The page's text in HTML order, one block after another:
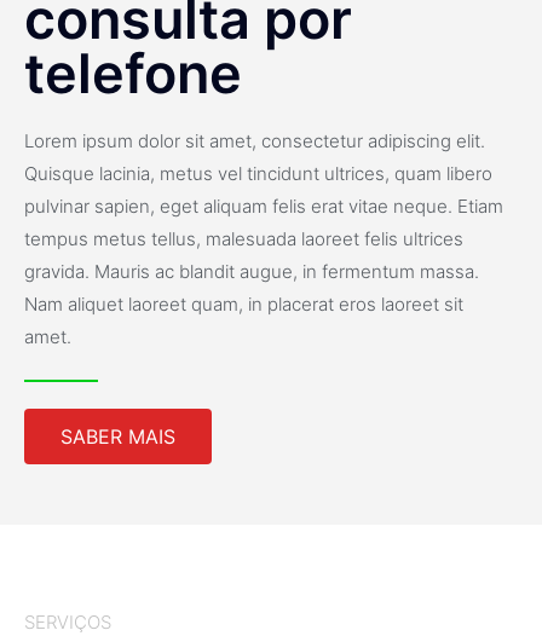
consulta por
telefone
Lorem ipsum dolor sit amet, consectetur adipiscing elit.
Quisque lacinia, metus vel tincidunt ultrices, quam libero
pulvinar sapien, eget aliquam felis erat vitae neque. Etiam
tempus metus tellus, malesuada laoreet felis ultrices
gravida. Mauris ac blandit augue, in fermentum massa.
Nam aliquet laoreet quam, in placerat eros laoreet sit
amet.
SABER MAIS
SERVIÇOS